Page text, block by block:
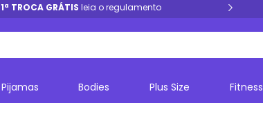
1ª TROCA GRÁTIS leia o regulamento
Pijamas Bodies Plus Size Fitness